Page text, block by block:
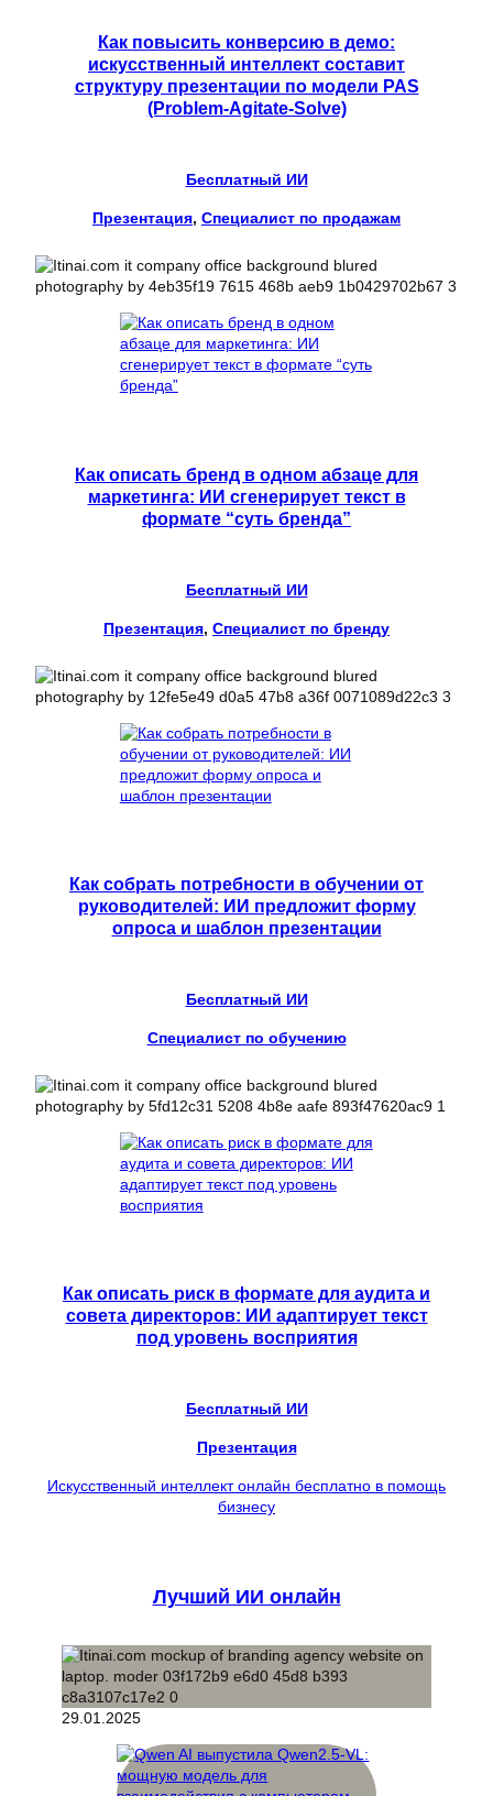
Как повысить конверсию в демо:
искусственный интеллект составит
структуру презентации по модели PAS
(Problem-Agitate-Solve)
Бесплатный ИИ
Презентация, Специалист по продажам
Как описать бренд в одном абзаце для
маркетинга: ИИ сгенерирует текст в
формате “суть бренда”
Бесплатный ИИ
Презентация, Специалист по бренду
Как собрать потребности в обучении от
руководителей: ИИ предложит форму
опроса и шаблон презентации
Бесплатный ИИ
Специалист по обучению
Как описать риск в формате для аудита и
совета директоров: ИИ адаптирует текст
под уровень восприятия
Бесплатный ИИ
Презентация
Искусственный интеллект онлайн бесплатно в помощь
бизнесу
Лучший ИИ онлайн
29.01.2025